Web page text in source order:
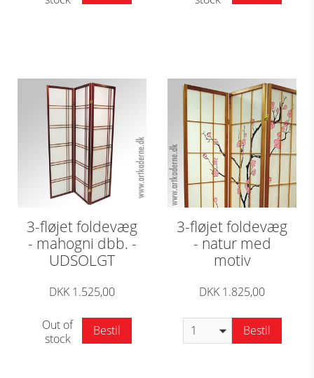
3-fløjet foldevæg
- mahogni dbb. -
UDSOLGT
DKK 1.525,00
Out of
stock
Bestil
3-fløjet foldevæg
- natur med
motiv
DKK 1.825,00
Bestil